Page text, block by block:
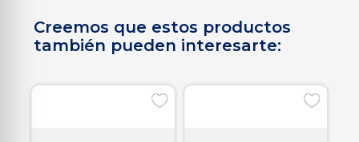
Creemos que estos productos
también pueden interesarte: